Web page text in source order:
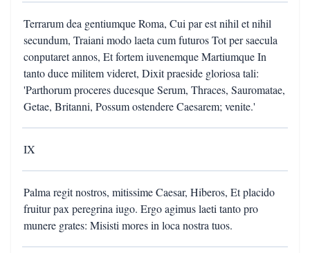
Terrarum dea gentiumque Roma, Cui par est nihil et nihil
secundum, Traiani modo laeta cum futuros Tot per saecula
conputaret annos, Et fortem iuvenemque Martiumque In
tanto duce militem videret, Dixit praeside gloriosa tali:
'Parthorum proceres ducesque Serum, Thraces, Sauromatae,
Getae, Britanni, Possum ostendere Caesarem; venite.'
IX
Palma regit nostros, mitissime Caesar, Hiberos, Et placido
fruitur pax peregrina iugo. Ergo agimus laeti tanto pro
munere grates: Misisti mores in loca nostra tuos.